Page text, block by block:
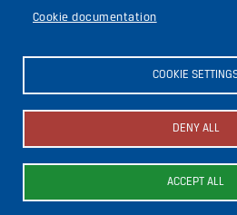
Cookie documentation
COOKIE
DENY ALL
ACCEPT ALL
DIE UFAFABRIK
Search
menu
Press